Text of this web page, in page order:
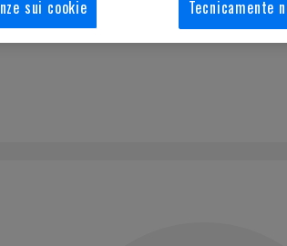
sui cookie Tecnicamente